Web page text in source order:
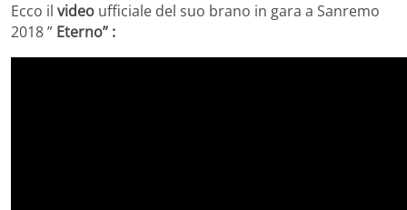
Ecco il video ufficiale del suo brano in gara a Sanremo
2018 ” Eterno” :